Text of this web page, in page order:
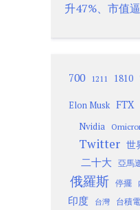
升47%、市值
700 1211 1810
Elon Musk FTX
Nvidia
Twitter 世
二十大 亞馬
俄羅斯 停擺
印度
台灣 台積電